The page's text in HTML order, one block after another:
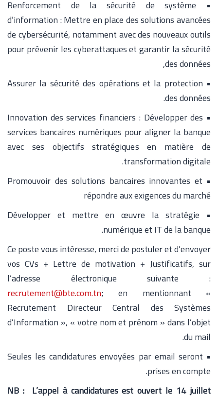
• Renforcement de la sécurité de système
d’information : Mettre en place des solutions avancées
de cybersécurité, notamment avec des nouveaux outils
pour prévenir les cyberattaques et garantir la sécurité
des données,
• Assurer la sécurité des opérations et la protection
des données.
• Innovation des services financiers : Développer des
services bancaires numériques pour aligner la banque
avec ses objectifs stratégiques en matière de
transformation digitale.
• Promouvoir des solutions bancaires innovantes et
répondre aux exigences du marché
• Développer et mettre en œuvre la stratégie
numérique et IT de la banque.
Ce poste vous intéresse, merci de postuler et d’envoyer
vos CVs + Lettre de motivation + Justificatifs, sur
l’adresse électronique suivante :
recrutement@bte.com.tn; en mentionnant «
Recrutement Directeur Central des Systèmes
d’Information », « votre nom et prénom » dans l’objet
du mail.
• Seules les candidatures envoyées par email seront
prises en compte.
NB : L’appel à candidatures est ouvert le 14 juillet